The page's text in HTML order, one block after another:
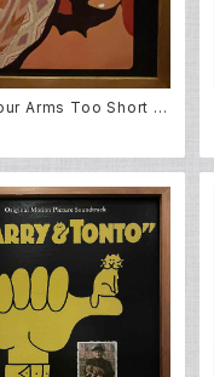
Arms Too Short T
God [Original Bro
(LP)